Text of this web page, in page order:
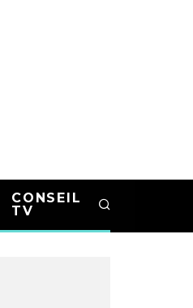
CONSEIL
TV